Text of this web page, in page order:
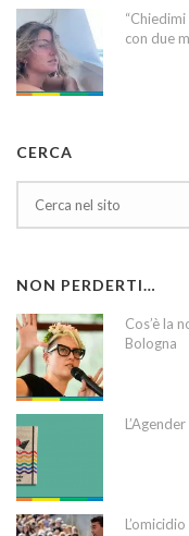
con due
CERCA
NON PERDERTI…
Cos’è la
Bologna